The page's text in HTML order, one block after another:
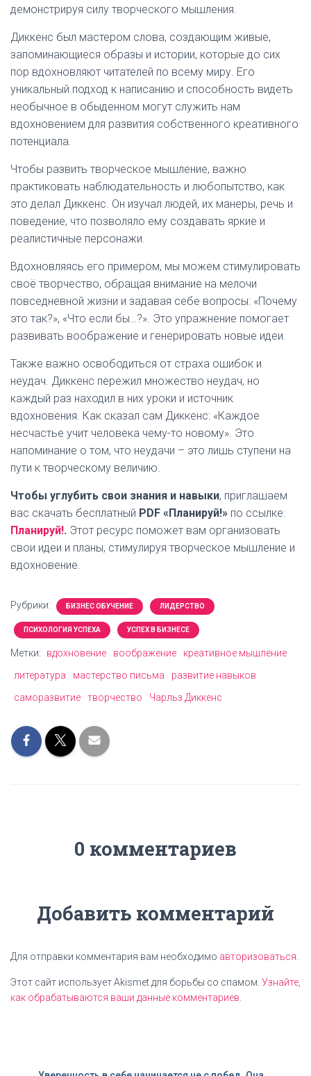
демонстрируя силу творческого мышления.
Диккенс был мастером слова, создающим живые,
запоминающиеся образы и истории, которые до сих
пор вдохновляют читателей по всему миру. Его
уникальный подход к написанию и способность видеть
необычное в обыденном могут служить нам
вдохновением для развития собственного креативного
потенциала.
Чтобы развить творческое мышление, важно
практиковать наблюдательность и любопытство, как
это делал Диккенс. Он изучал людей, их манеры, речь и
поведение, что позволяло ему создавать яркие и
реалистичные персонажи.
Вдохновляясь его примером, мы можем стимулировать
своё творчество, обращая внимание на мелочи
повседневной жизни и задавая себе вопросы: «Почему
это так?», «Что если бы…?». Это упражнение помогает
развивать воображение и генерировать новые идеи.
Также важно освободиться от страха ошибок и
неудач. Диккенс пережил множество неудач, но
каждый раз находил в них уроки и источник
вдохновения. Как сказал сам Диккенс: «Каждое
несчастье учит человека чему-то новому». Это
напоминание о том, что неудачи – это лишь ступени на
пути к творческому величию.
Чтобы углубить свои знания и навыки, приглашаем
вас скачать бесплатный PDF «Планируй!» по ссылке:
Планируй!. Этот ресурс поможет вам организовать
свои идеи и планы, стимулируя творческое мышление и
вдохновение.
Рубрики: БИЗНЕС ОБУЧЕНИЕ ЛИДЕРСТВО
ПСИХОЛОГИЯ УСПЕХА УСПЕХ В БИЗНЕСЕ
Метки: вдохновение воображение
креативное мышление
литература
мастерство письма
развитие навыков
саморазвитие
творчество Чарльз Диккенс
0 комментариев
Добавить комментарий
Для отправки комментария вам необходимо авторизоваться
Этот сайт использует Akismet для борьбы со спамом. Узнайте,
как обрабатываются ваши данные комментариев